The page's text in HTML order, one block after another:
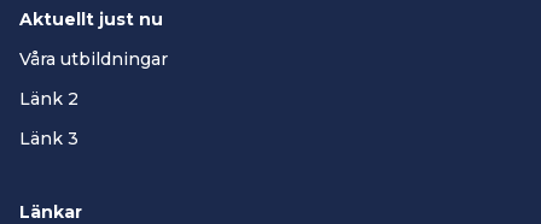
Aktuellt just nu
Våra utbildningar
Länk 2
Länk 3
Länkar